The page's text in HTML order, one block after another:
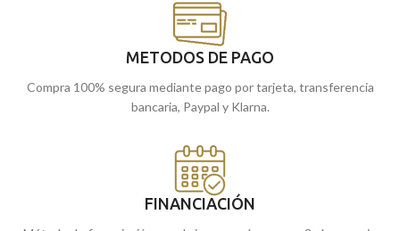
METODOS DE PAGO
Compra 100% segura mediante pago por tarjeta, transferencia
bancaria, Paypal y Klarna.
FINANCIACIÓN